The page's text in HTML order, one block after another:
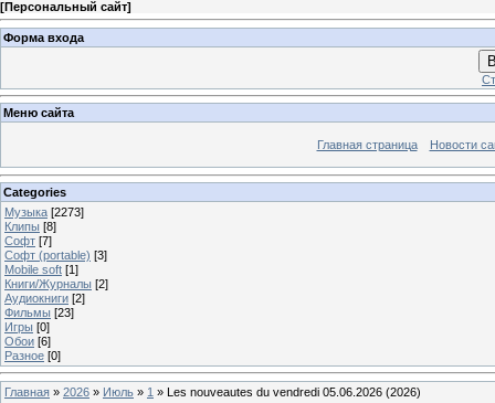
[Персональный сайт]
Форма входа
Меню сайта
Главная страница Новости
Categories
Музыка [2273]
Клипы [8]
Софт [7]
Софт (portable) [3]
Mobile soft [1]
Книги/Журналы [2]
Аудиокниги [2]
Фильмы [23]
Игры [0]
Обои [6]
Разное [0]
Главная » 2026 » Июль » 1 » Les nouveautes du vendredi 05.06.2026 (2026)